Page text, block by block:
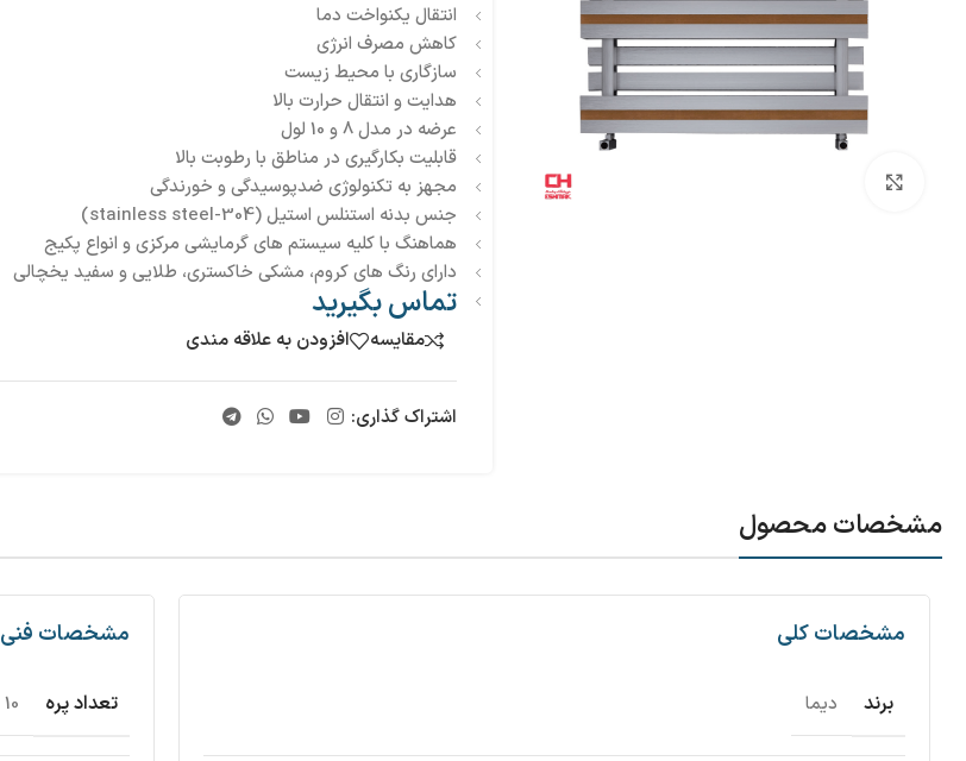
انتقال یکنواخت دما
کاهش مصرف انرژی
سازگاری با محیط زیست
هدایت و انتقال حرارت بالا
عرضه در مدل 8 و 10 لول
قابلیت بکارگیری در مناطق با رطوبت بالا
مجهز به تکنولوژی ضدپوسیدگی و خورندگی
جنس بدنه استنلس استیل (stainless steel-304)
هماهنگ با کلیه سیستم­ های گرمایشی مرکزی و انواع پکیج
دارای رنگ های کروم، مشکی خاکستری، طلایی و سفید یخچالی
تماس بگیرید
مقایسه افزودن به علاقه مندی
اشتراک گذاری:
مشخصات محصول
مشخصات کلی
برند دیما
مشخصات فنی
تعداد پره 10 پره